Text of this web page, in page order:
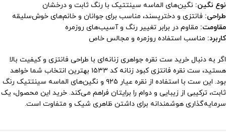
نوع نگین: نگین‌های الماسه سینتتیک با رنگ ثابت و درخشان
طراحی: فانتزی و دخترپسند، مناسب برای جوانان و خانم‌های خوش‌سلیقه
مقاومت: مقاوم در برابر تغییر رنگ و آسیب‌های روزمره
کاربرد: مناسب استفاده روزمره و مجالس خاص
اگر به دنبال خرید ست نقره جواهری زنانه‌ای با طراحی فانتزی و کیفیت بالا
هستید، ست نقره فانتزی کبود زنانه کد ۱۵۳۳ بهترین انتخاب شما خواهد
بود. این ست با استفاده از نقره عیار ۹۲۵ و نگین‌های الماسه سینتتیک رنگ
ثابت، ترکیبی از زیبایی و دوام را برایتان فراهم می‌کند. خرید این محصول، یک
سرمایه‌گذاری هوشمندانه برای داشتن ظاهری شیک و متفاوت است.